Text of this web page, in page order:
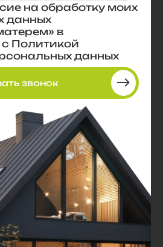
на обработку моих
данных
в
Политикой
данных
звонок